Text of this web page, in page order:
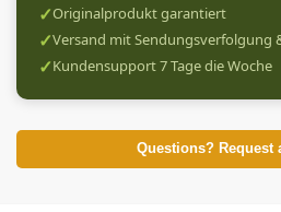
✓Originalprodukt garantiert
✓Versand mit Sendungsverfolgung
✓Kundensupport 7 Tage die Woche
Questions? Request